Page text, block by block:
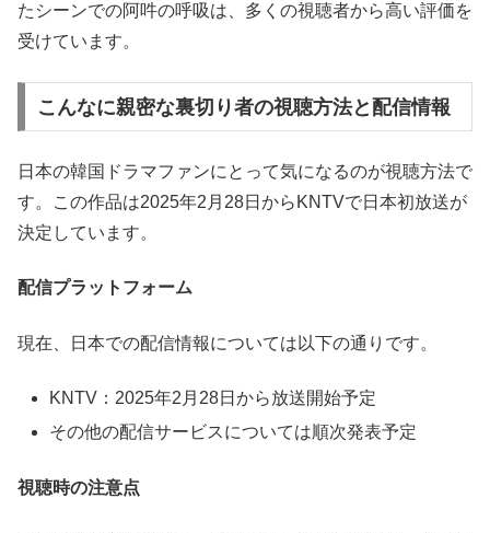
たシーンでの阿吽の呼吸は、多くの視聴者から高い評価を
受けています。
こんなに親密な裏切り者の視聴方法と配信情報
日本の韓国ドラマファンにとって気になるのが視聴方法で
す。この作品は2025年2月28日からKNTVで日本初放送が
決定しています。
配信プラットフォーム
現在、日本での配信情報については以下の通りです。
KNTV：2025年2月28日から放送開始予定
その他の配信サービスについては順次発表予定
視聴時の注意点